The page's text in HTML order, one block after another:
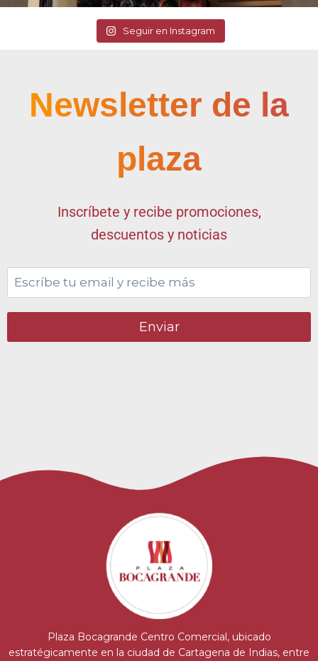
Seguir en Instagram
Newsletter de la
plaza
Inscríbete y recibe promociones,
descuentos y noticias
Plaza Bocagrande Centro Comercial, ubicado
estratégicamente en la ciudad de Cartagena de Indias, entre